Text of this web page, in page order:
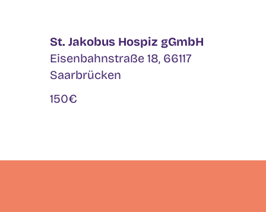
St. Jakobus Hospiz gGmbH
Eisenbahnstraße 18, 66117
Saarbrücken
150€